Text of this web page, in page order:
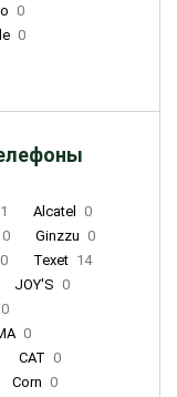
0
0
1 Alcatel
0
0 Ginzzu 0
0 Texet 14
JOY'S 0
0
0
CAT 0
Corn 0